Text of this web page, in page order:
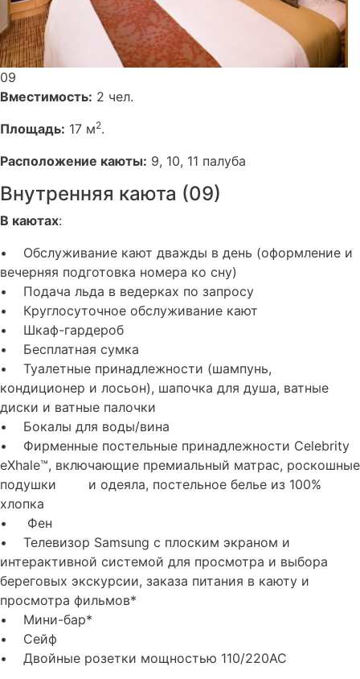
09
Вместимость: 2 чел.
Площадь: 17 м2.
Расположение каюты: 9, 10, 11 палуба
Внутренняя каюта (09)
В каютах:
• Обслуживание кают дважды в день (оформление и
вечерняя подготовка номера ко сну)
• Подача льда в ведерках по запросу
• Круглосуточное обслуживание кают
• Шкаф-гардероб
• Бесплатная сумка
• Туалетные принадлежности (шампунь,
кондиционер и лосьон), шапочка для душа, ватные
диски и ватные палочки
• Бокалы для воды/вина
• Фирменные постельные принадлежности Celebrity
eXhale™, включающие премиальный матрас, роскошные
подушки и одеяла, постельное белье из 100%
хлопка
• Фен
• Телевизор Samsung с плоским экраном и
интерактивной системой для просмотра и выбора
береговых экскурсии, заказа питания в каюту и
просмотра фильмов*
• Мини-бар*
• Сейф
• Двойные розетки мощностью 110/220AC